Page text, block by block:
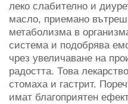
леко слабително и
масло, приемано
метаболизма в
система и подобрява
чрез увеличаване на
радостта. Това
стомаха и гастрит.
имат благоприятен